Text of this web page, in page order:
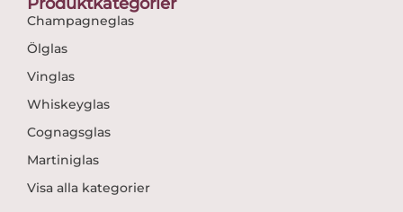
Champagneglas
Ölglas
Vinglas
Whiskeyglas
Cognagsglas
Martiniglas
Visa alla kategorier